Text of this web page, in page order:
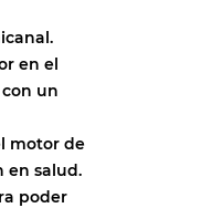
en el
un
motor de
en salud.
poder